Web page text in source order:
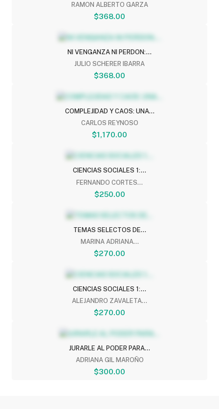
RAMON ALBERTO GARZA
$368.00
NI VENGANZA NI PERDON:...
JULIO SCHERER IBARRA
$368.00
COMPLEJIDAD Y CAOS: UNA...
CARLOS REYNOSO
$1,170.00
CIENCIAS SOCIALES 1:...
FERNANDO CORTES...
$250.00
TEMAS SELECTOS DE...
MARINA ADRIANA...
$270.00
CIENCIAS SOCIALES 1:...
ALEJANDRO ZAVALETA...
$270.00
JURARLE AL PODER PARA...
ADRIANA GIL MAROÑO
$300.00